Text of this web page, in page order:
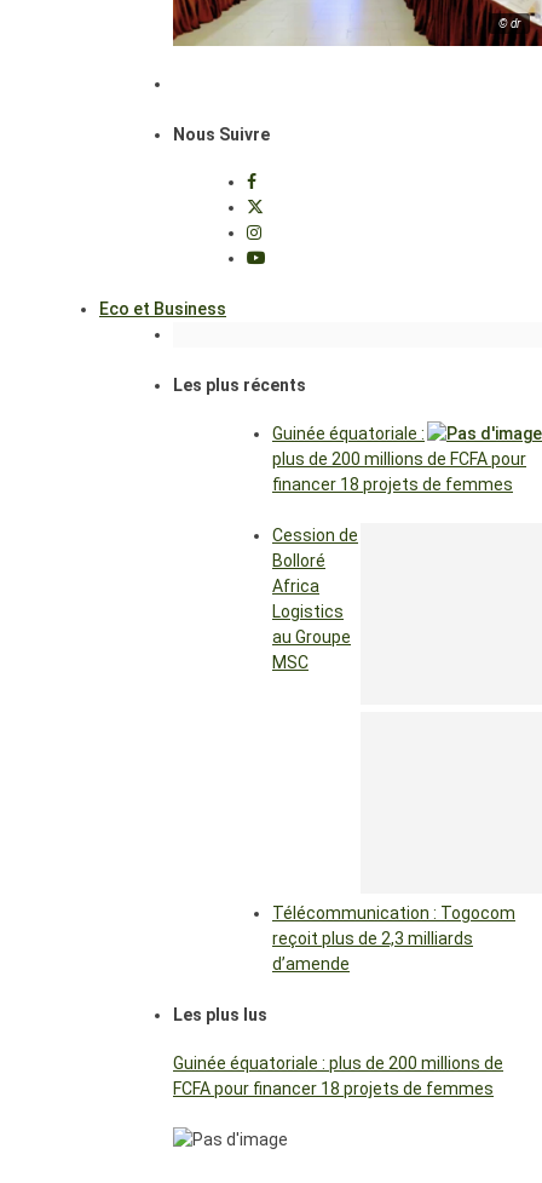
© dr
Nous Suivre
Eco et Business
Les plus récents
Guinée équatoriale :
plus de 200 millions de FCFA pour
financer 18 projets de femmes
Cession de
Bolloré
Africa
Logistics
au Groupe
MSC
Télécommunication : Togocom
reçoit plus de 2,3 milliards
d’amende
Les plus lus
Guinée équatoriale : plus de 200 millions de
FCFA pour financer 18 projets de femmes